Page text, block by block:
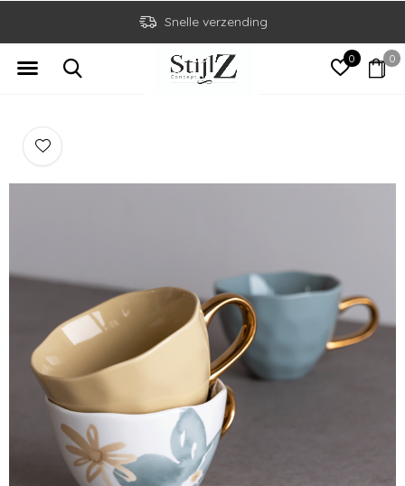
0 0
Snelle verzending